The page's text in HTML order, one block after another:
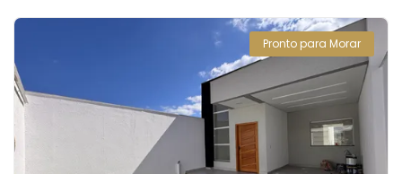
Pronto para Morar